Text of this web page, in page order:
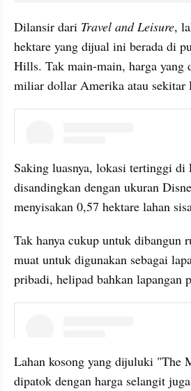
Dilansir dari Travel and Leisure,
hektare yang dijual ini berada di
Hills. Tak main-main, harga yang
miliar dollar Amerika atau sekitar
Saking luasnya, lokasi tertinggi
disandingkan dengan ukuran
menyisakan 0,57 hektare lahan
Tak hanya cukup untuk dibangun
muat untuk digunakan sebagai
pribadi, helipad bahkan lapangan
Lahan kosong yang dijuluki "The
dipatok dengan harga selangit